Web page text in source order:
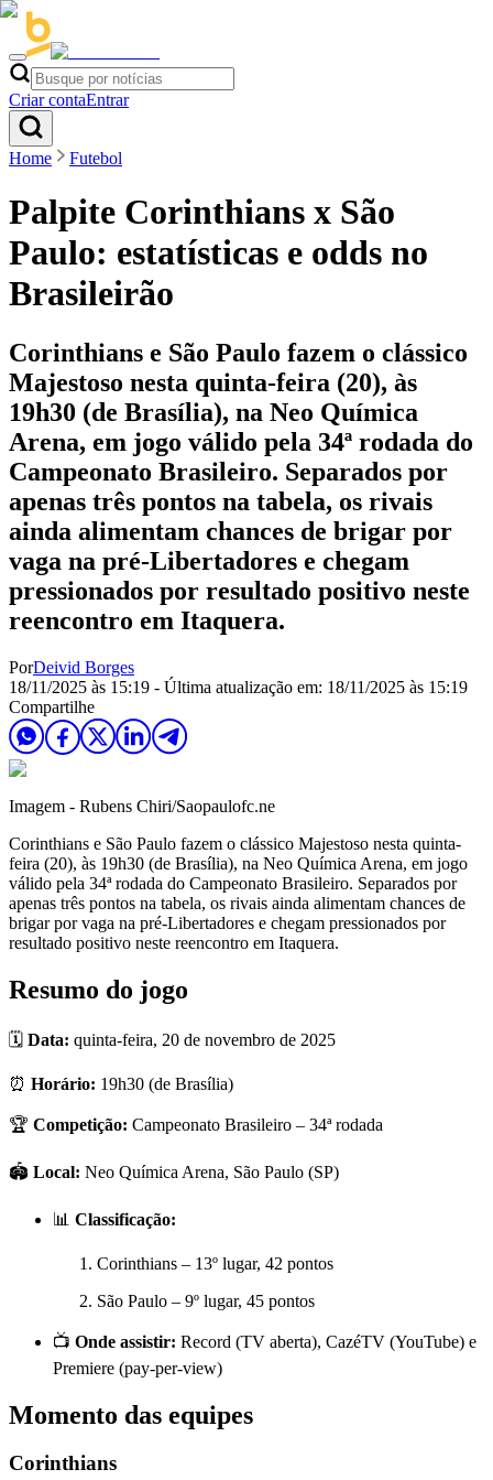
Criar contaEntrar
Home Futebol
Palpite Corinthians x São
Paulo: estatísticas e odds no
Brasileirão
Corinthians e São Paulo fazem o clássico
Majestoso nesta quinta-feira (20), às
19h30 (de Brasília), na Neo Química
Arena, em jogo válido pela 34ª rodada do
Campeonato Brasileiro. Separados por
apenas três pontos na tabela, os rivais
ainda alimentam chances de brigar por
vaga na pré-Libertadores e chegam
pressionados por resultado positivo neste
reencontro em Itaquera.
PorDeivid Borges
18/11/2025 às 15:19 - Última atualização em: 18/11/2025 às 15:19
Compartilhe
Imagem - Rubens Chiri/Saopaulofc.ne
Corinthians e São Paulo fazem o clássico Majestoso nesta quinta-
feira (20), às 19h30 (de Brasília), na Neo Química Arena, em jogo
válido pela 34ª rodada do Campeonato Brasileiro. Separados por
apenas três pontos na tabela, os rivais ainda alimentam chances de
brigar por vaga na pré-Libertadores e chegam pressionados por
resultado positivo neste reencontro em Itaquera.
Resumo do jogo
🗓️ Data: quinta-feira, 20 de novembro de 2025
⏰ Horário: 19h30 (de Brasília)
🏆 Competição: Campeonato Brasileiro – 34ª rodada
🏟️ Local: Neo Química Arena, São Paulo (SP)
📊 Classificação:
Corinthians – 13º lugar, 42 pontos
São Paulo – 9º lugar, 45 pontos
📺 Onde assistir: Record (TV aberta), CazéTV (YouTube) e
Premiere (pay-per-view)
Momento das equipes
Corinthians